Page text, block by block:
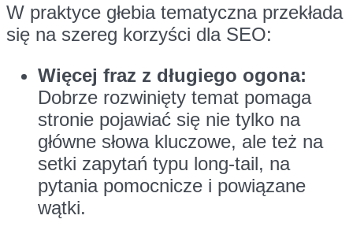
W praktyce głebia tematyczna przekłada
się na szereg korzyści dla SEO:
Więcej fraz z długiego ogona:
Dobrze rozwinięty temat pomaga
stronie pojawiać się nie tylko na
główne słowa kluczowe, ale też na
setki zapytań typu long-tail, na
pytania pomocnicze i powiązane
wątki.